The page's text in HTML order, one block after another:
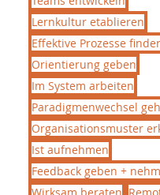
Lernkultur etablieren
Effektive Prozesse
Orientierung geben
Im System arbeiten
Paradigmenwechsel
Ist aufnehmen
Feedback geben +